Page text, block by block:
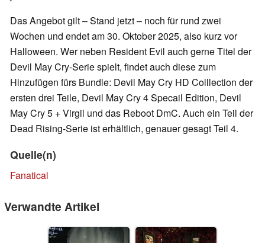
Das Angebot gilt – Stand jetzt – noch für rund zwei
Wochen und endet am 30. Oktober 2025, also kurz vor
Halloween. Wer neben Resident Evil auch gerne Titel der
Devil May Cry-Serie spielt, findet auch diese zum
Hinzufügen fürs Bundle: Devil May Cry HD Colllection der
ersten drei Teile, Devil May Cry 4 Specail Edition, Devil
May Cry 5 + Virgil und das Reboot DmC. Auch ein Teil der
Dead Rising-Serie ist erhältlich, genauer gesagt Teil 4.
Quelle(n)
Fanatical
Verwandte Artikel